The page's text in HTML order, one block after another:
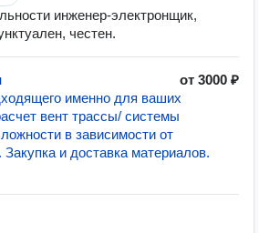
инженер-электронщик,
честен.
от 3000 ₽
именно для ваших
вент трассы/ системы
в зависимости от
Закупка и доставка материалов.